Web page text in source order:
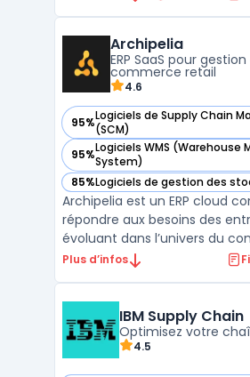
réapprovisionnement, de la
des capacités dans un
Archipelia
ERP SaaS pour
commerce retail
4.6
95%Logiciels de Supply Chain
(SCM)
— voir Archipelia dans cette
95%Logiciels WMS (Warehouse
System)
— voir Archipelia dans cette
85%Logiciels de gestion des
— voir Archipelia dans cette
Archipelia est un ERP cloud
répondre aux besoins des
évoluant dans l’univers du
détail, avec une approche
processus de vente, de stock,
et de relation clie ...
Plus d’infos
IBM Supply Chain
Optimisez votre
4.5